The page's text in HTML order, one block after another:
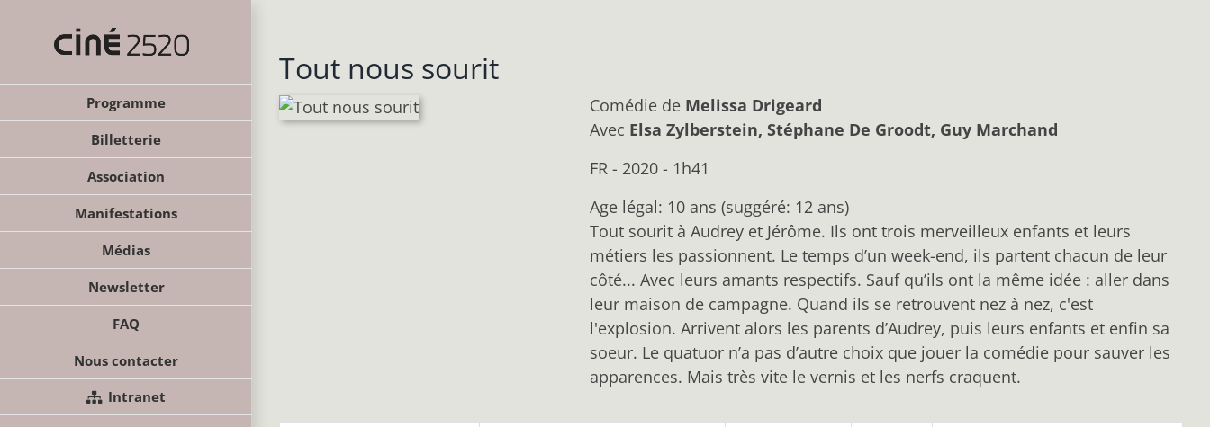
contenu
Programme
Billetterie
Association
Manifestations
Médias
Newsletter
FAQ
Nous contacter
Intranet
Tout nous sourit
Comédie de Melissa Drigeard
Avec Elsa Zylberstein, Stéphane De Groodt, Guy Marchand
FR - 2020 - 1h41
Age légal: 10 ans (suggéré: 12 ans)
Tout sourit à Audrey et Jérôme. Ils ont trois merveilleux enfants et leurs
métiers les passionnent. Le temps d’un week-end, ils partent chacun de leur
côté... Avec leurs amants respectifs. Sauf qu’ils ont la même idée : aller dans
leur maison de campagne. Quand ils se retrouvent nez à nez, c'est
l'explosion. Arrivent alors les parents d’Audrey, puis leurs enfants et enfin sa
soeur. Le quatuor n’a pas d’autre choix que jouer la comédie pour sauver les
apparences. Mais très vite le vernis et les nerfs craquent.